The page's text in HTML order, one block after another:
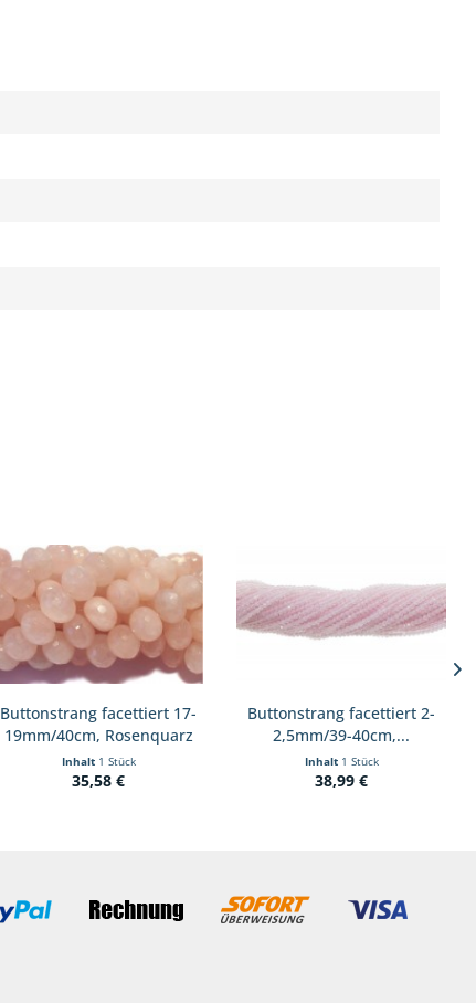
Buttonstrang facettiert 17-
19mm/40cm, Rosenquarz
Inhalt 1 Stück
35,58 €
Buttonstrang facettiert 2-
2,5mm/39-40cm,...
Inhalt 1 Stück
38,99 €